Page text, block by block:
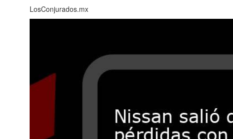
LosConjurados.mx